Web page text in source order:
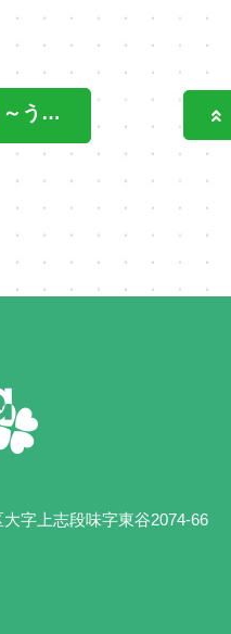
ツカ～
字上志段味字東谷2074-66